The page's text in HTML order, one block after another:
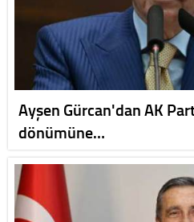
Ayşen Gürcan'dan AK
dönümüne…